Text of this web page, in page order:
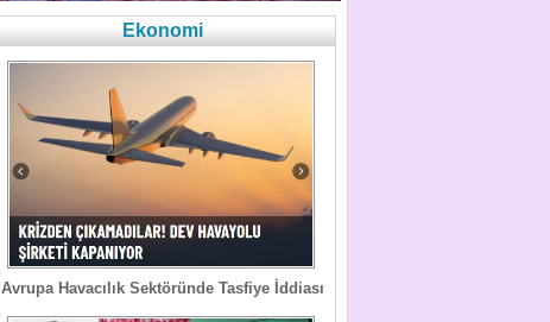
Ekonomi
Avrupa Havacılık Sektöründe Tasfiye İddiası